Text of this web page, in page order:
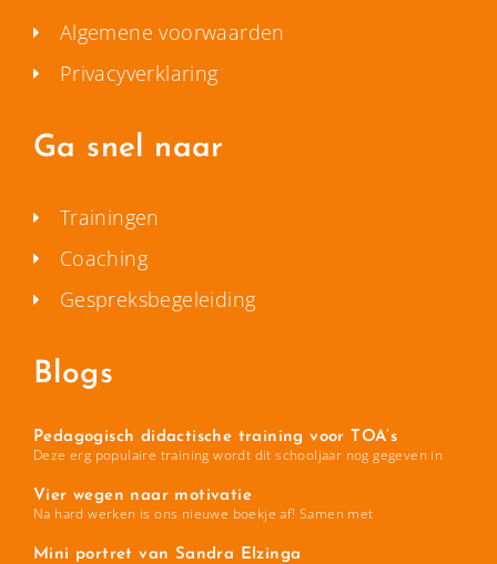
Algemene voorwaarden
Privacyverklaring
Ga snel naar
Trainingen
Coaching
Gespreksbegeleiding
Blogs
Pedagogisch didactische training voor TOA’s
Deze erg populaire training wordt dit schooljaar nog gegeven in
Vier wegen naar motivatie
Na hard werken is ons nieuwe boekje af! Samen met
Mini portret van Sandra Elzinga